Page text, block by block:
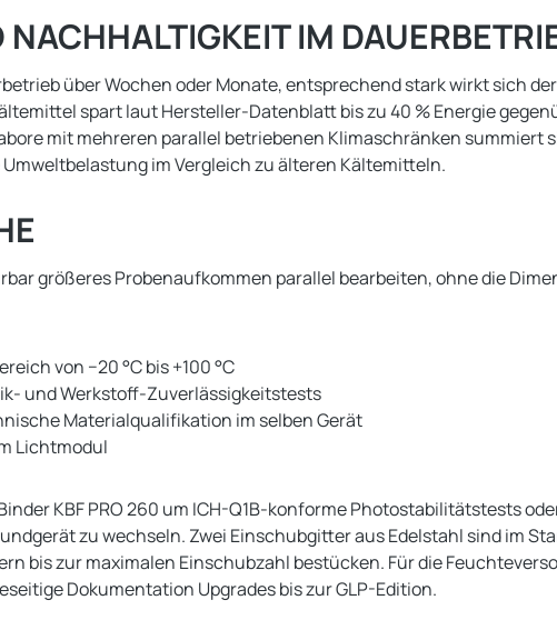
IM
über Wochen oder Monate, entsprechend stark wirkt sich
spart laut Hersteller-Datenblatt bis zu 40 % Energie
mit mehreren parallel betriebenen Klimaschränken
im Vergleich zu älteren Kältemitteln.
größeres Probenaufkommen parallel bearbeiten, ohne die
von −20 °C bis +100 °C
und Werkstoff-Zuverlässigkeitstests
Materialqualifikation im selben Gerät
Lichtmodul
KBF PRO 260 um ICH-Q1B-konforme Photostabilitätstests
zu wechseln. Zwei Einschubgitter aus Edelstahl sind im
bis zur maximalen Einschubzahl bestücken. Für die
Dokumentation Upgrades bis zur GLP-Edition.